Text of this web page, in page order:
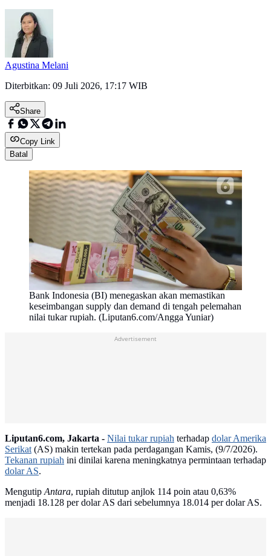
Agustina Melani
Diterbitkan: 09 Juli 2026, 17:17 WIB
Share
Copy Link
Batal
Bank Indonesia (BI) menegaskan akan memastikan
keseimbangan supply dan demand di tengah pelemahan
nilai tukar rupiah. (Liputan6.com/Angga Yuniar)
Advertisement
Liputan6.com, Jakarta - Nilai tukar rupiah terhadap dolar Amerika
Serikat(AS) makin tertekan pada perdagangan Kamis, (9/7/2026).
Tekanan rupiah ini dinilai karena meningkatnya permintaan terhadap
dolar AS.
MengutipAntara, rupiah ditutup anjlok 114 poin atau 0,63%
menjadi 18.128 per dolar AS dari sebelumnya 18.014 per dolar AS.